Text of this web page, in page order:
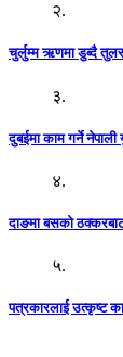
२.
चुर्लुम्म ऋणमा डुब्दै
३.
दुबईमा काम गर्ने
४.
दाङमा बसको
५.
पत्रकारलाई उत्कृष्ट